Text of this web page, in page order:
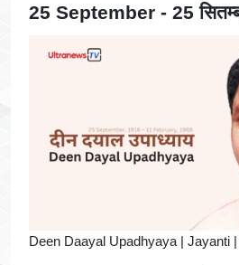
25 September - 25
Deen Daayal Upadhyaya | Jayanti